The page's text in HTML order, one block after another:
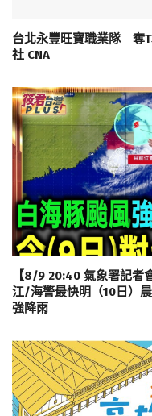
台北永豐旺寶職業隊 奪
社 CNA
【8/9 20:40 氣象署記者
江/海警最快明（10日）
強降雨